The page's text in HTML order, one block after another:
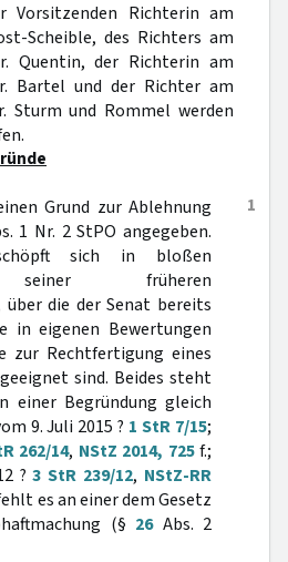
Vorsitzenden Richterin am
Scheible, des Richters am
Quentin, der Richterin am
Bartel und der Richter am
Sturm und Rommel werden
1
Grund zur Ablehnung
1 Nr. 2 StPO angegeben.
sich in bloßen
seiner früheren
die der Senat bereits
in eigenen Bewertungen
zur Rechtfertigung eines
sind. Beides steht
einer Begründung gleich
9. Juli 2015 ? 1 StR 7/15;
262/14, NStZ 2014, 725f.;
?3 StR 239/12, NStZ-RR
es an einer dem Gesetz
(§ 26Abs. 2